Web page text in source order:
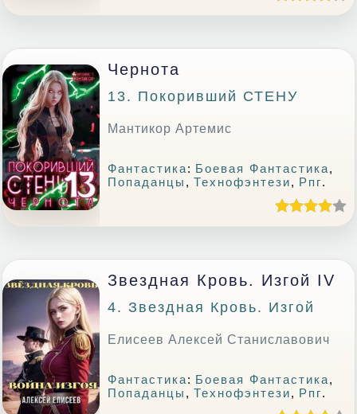
Чернота
13. Покоривший СТЕНУ
Мантикор Артемис
Фантастика: Боевая Фантастика,
Попаданцы ,Технофэнтези, Рпг.
Звездная Кровь. Изгой IV
4. Звездная Кровь. Изгой
Елисеев Алексей Станиславович
Фантастика: Боевая Фантастика,
Попаданцы ,Технофэнтези, Рпг.